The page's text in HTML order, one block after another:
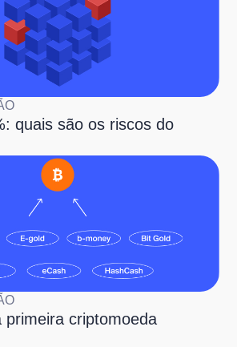
quais são os riscos do
primeira criptomoeda